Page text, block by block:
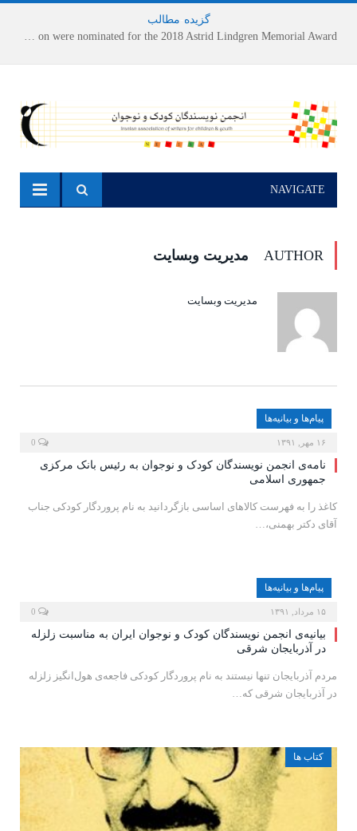
گزیده مطالب
NAVIGATE
AUTHOR مدیریت وبسایت
مدیریت وبسایت
پیام‌ها و بیانیه‌ها
۱۶ مهر, ۱۳۹۱
نامه‌ی انجمن نویسندگان کودک و نوجوان به رئیس بانک مرکزی
جمهوری اسلامی
کاغذ را به فهرست کالاهای اساسی بازگردانید به نام پروردگار کودکی جناب
آقای دکتر بهمنی،…
پیام‌ها و بیانیه‌ها
۱۵ مرداد, ۱۳۹۱
بیانیه‌ی انجمن نویسندگان کودک و نوجوان ایران به مناسبت زلزله
در آذربایجان شرقی
مردم آذربایجان تنها نیستند به نام پروردگار کودکی فاجعه‌ی هول‌انگیز زلزله
در آذربایجان شرقی که…
کتاب ها